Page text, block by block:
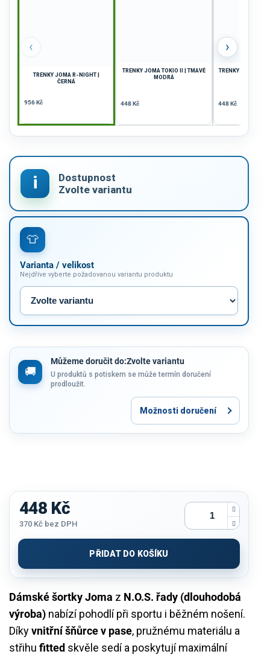
‹
TRENKY JOMA R-NIGHT |
ČERNÁ
956 Kč
TRENKY JOMA TOKIO II | TMAVĚ
MODRÁ
448 Kč
TRENKY DÁMSKÉ
448 Kč
›
Varianta / velikost
Nejdříve vyberte požadovanou variantu produktu
Můžeme doručit do:Zvolte variantu
U produktů s potiskem se může termín doručení
prodloužit.
Možnosti doručení
Dámské šortky Joma z N.O.S. řady (dlouhodobá
výroba) nabízí pohodlí při sportu i běžném nošení.
Díkyvnitřní šňůrce v pase, pružnému materiálu a
střihu fitted skvěle sedí a poskytují maximální
448 Kč
370 Kč bez DPH
cena:
PŘIDAT DO KOŠÍKU